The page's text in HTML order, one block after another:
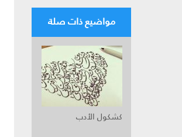
مواضيع ذات صلة
كشكول الأدب